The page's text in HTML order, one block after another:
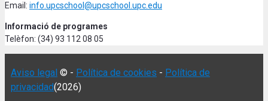
Email: info.upcschool@upcschool.upc.edu
Informació de programes
Telèfon: (34) 93 112 08 05
Aviso legal © - Política de cookies - Política de
privacidad(2026)